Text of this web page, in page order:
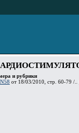
и рубрики
от 18/03/2010, стр. 60-79 /..